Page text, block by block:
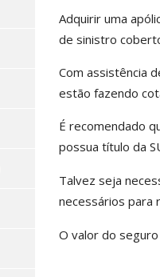
Adquirir uma
de sinistro
Com assistência
estão fazendo
É recomendado
possua título da
Talvez seja
necessários para
O valor do